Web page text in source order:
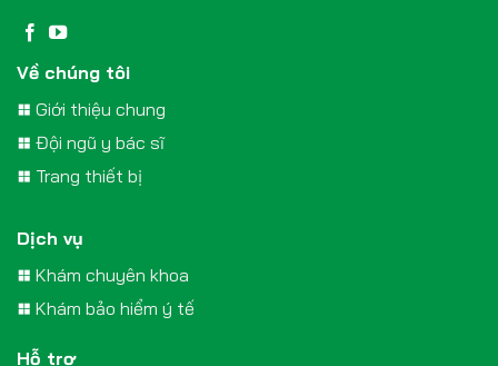
Về chúng tôi
Giới thiệu chung
Đội ngũ y bác sĩ
Trang thiết bị
Dịch vụ
Khám chuyên khoa
Khám bảo hiểm ý tế
Hỗ trợ